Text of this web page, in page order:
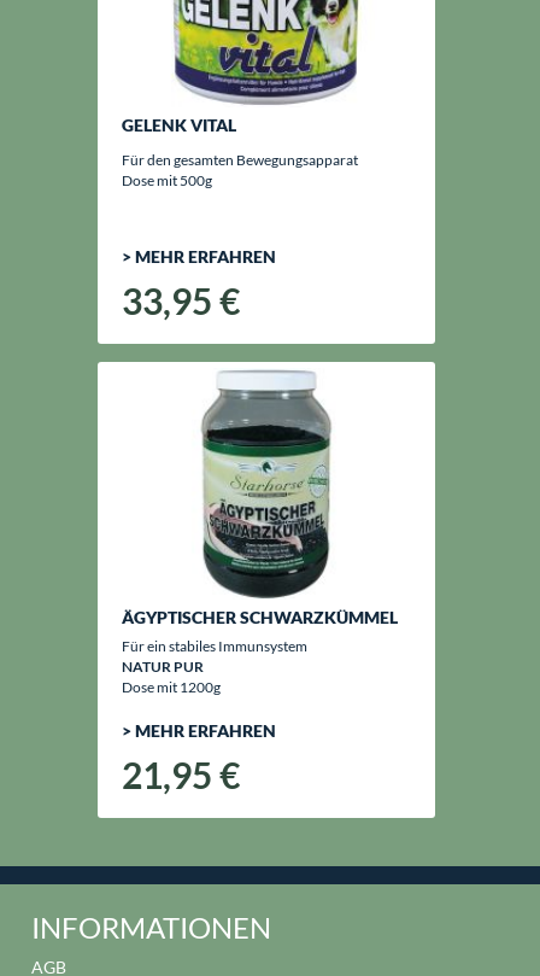
GELENK VITAL
Für den gesamten Bewegungsapparat
Dose mit 500g
> MEHR ERFAHREN
33,95 €
ÄGYPTISCHER SCHWARZKÜMMEL
Für ein stabiles Immunsystem
NATUR PUR
Dose mit 1200g
> MEHR ERFAHREN
21,95 €
INFORMATIONEN
AGB